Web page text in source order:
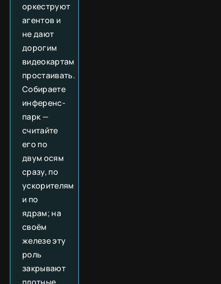
оркеструют
агентов и
не дают
дорогим
видеокартам
простаивать.
Собираете
инференс-
парк —
считайте
его по
двум осям
сразу, по
ускорителям
и по
ядрам; на
своём
железе эту
роль
закрывают
плотные